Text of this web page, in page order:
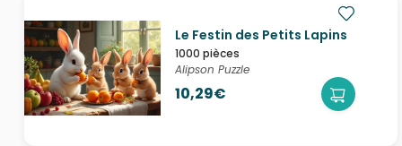
Le Festin des Petits Lapins
1000 pièces
Alipson Puzzle
10,29€